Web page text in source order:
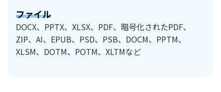
ファイル
DOCX、PPTX、XLSX、PDF、暗号化されたPDF、
ZIP、AI、EPUB、PSD、PSB、DOCM、PPTM、
XLSM、DOTM、POTM、XLTMなど